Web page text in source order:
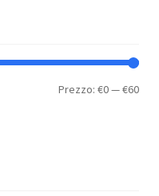
Prezzo: €0—€60